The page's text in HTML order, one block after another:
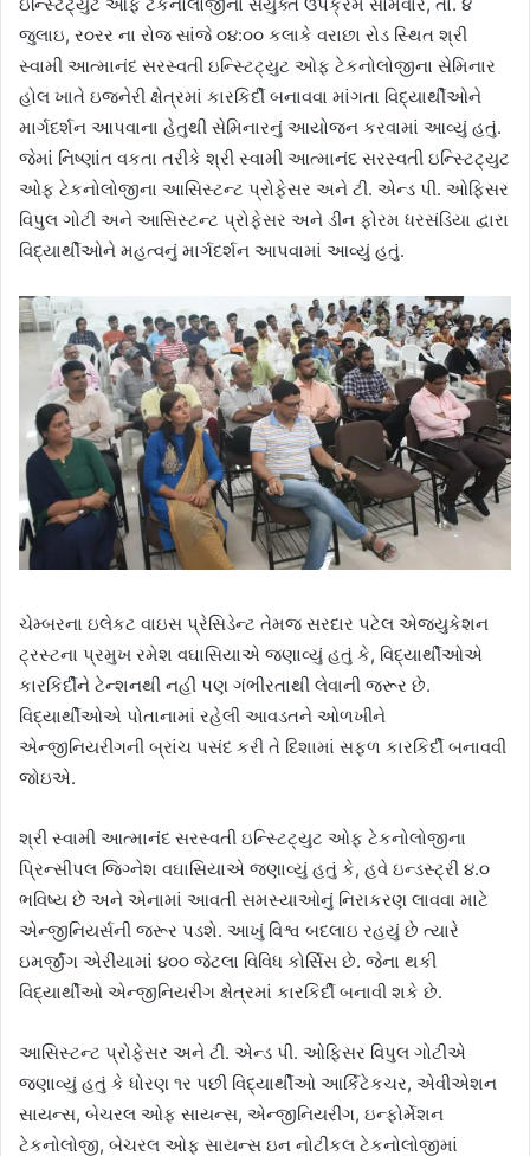
જુલાઇ, ર૦રર ના રોજ સાંજે ૦૪:૦૦ કલાકે વરાછા રોડ સ્થિત શ્રી
સ્વામી આત્માનંદ સરસ્વતી ઇન્સ્ટિટ્‌યુટ ઓફ ટેકનોલોજીના સેમિનાર
હોલ ખાતે ઇજનેરી ક્ષેત્રમાં કારકિર્દી બનાવવા માંગતા વિદ્યાર્થીઓને
માર્ગદર્શન આપવાના હેતુથી સેમિનારનું આયોજન કરવામાં આવ્યું હતું.
જેમાં નિષ્ણાંત વકતા તરીકે શ્રી સ્વામી આત્માનંદ સરસ્વતી ઇન્સ્ટિટ્‌યુટ
ઓફ ટેકનોલોજીના આસિસ્ટન્ટ પ્રોફેસર અને ટી. એન્ડ પી. ઓફિસર
વિપુલ ગોટી અને આસિસ્ટન્ટ પ્રોફેસર અને ડીન ફોરમ ધરસંડિયા દ્વારા
વિદ્યાર્થીઓને મહત્વનું માર્ગદર્શન આપવામાં આવ્યું હતું.
ચેમ્બરના ઇલેકટ વાઇસ પ્રેસિડેન્ટ તેમજ સરદાર પટેલ એજ્યુકેશન
ટ્રસ્ટના પ્રમુખ રમેશ વઘાસિયાએ જણાવ્યું હતું કે, વિદ્યાર્થીઓએ
કારકિર્દીને ટેન્શનથી નહીં પણ ગંભીરતાથી લેવાની જરૂર છે.
વિદ્યાર્થીઓએ પોતાનામાં રહેલી આવડતને ઓળખીને
એન્જીનિયરીંગની બ્રાંચ પસંદ કરી તે દિશામાં સફળ કારકિર્દી બનાવવી
જોઇએ.
શ્રી સ્વામી આત્માનંદ સરસ્વતી ઇન્સ્ટિટ્‌યુટ ઓફ ટેકનોલોજીના
પ્રિન્સીપલ જિગ્નેશ વઘાસિયાએ જણાવ્યું હતું કે, હવે ઇન્ડસ્ટ્રી ૪.૦
ભવિષ્ય છે અને એનામાં આવતી સમસ્યાઓનું નિરાકરણ લાવવા માટે
એન્જીનિયર્સની જરૂર પડશે. આખું વિશ્વ બદલાઇ રહયું છે ત્યારે
ઇમર્જીંગ એરીયામાં ૪૦૦ જેટલા વિવિધ કોર્સિસ છે. જેના થકી
વિદ્યાર્થીઓ એન્જીનિયરીંગ ક્ષેત્રમાં કારકિર્દી બનાવી શકે છે.
આસિસ્ટન્ટ પ્રોફેસર અને ટી. એન્ડ પી. ઓફિસર વિપુલ ગોટીએ
જણાવ્યું હતું કે ધોરણ ૧ર પછી વિદ્યાર્થીઓ આર્કિટેકચર, એવીએશન
સાયન્સ, બેચરલ ઓફ સાયન્સ, એન્જીનિયરીંગ, ઇન્ફોર્મેશન
ટેકનોલોજી, બેચરલ ઓફ સાયન્સ ઇન નોટીકલ ટેકનોલોજીમાં